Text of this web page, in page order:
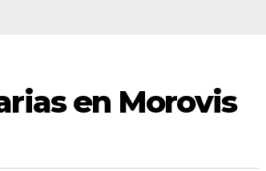
en Morovis